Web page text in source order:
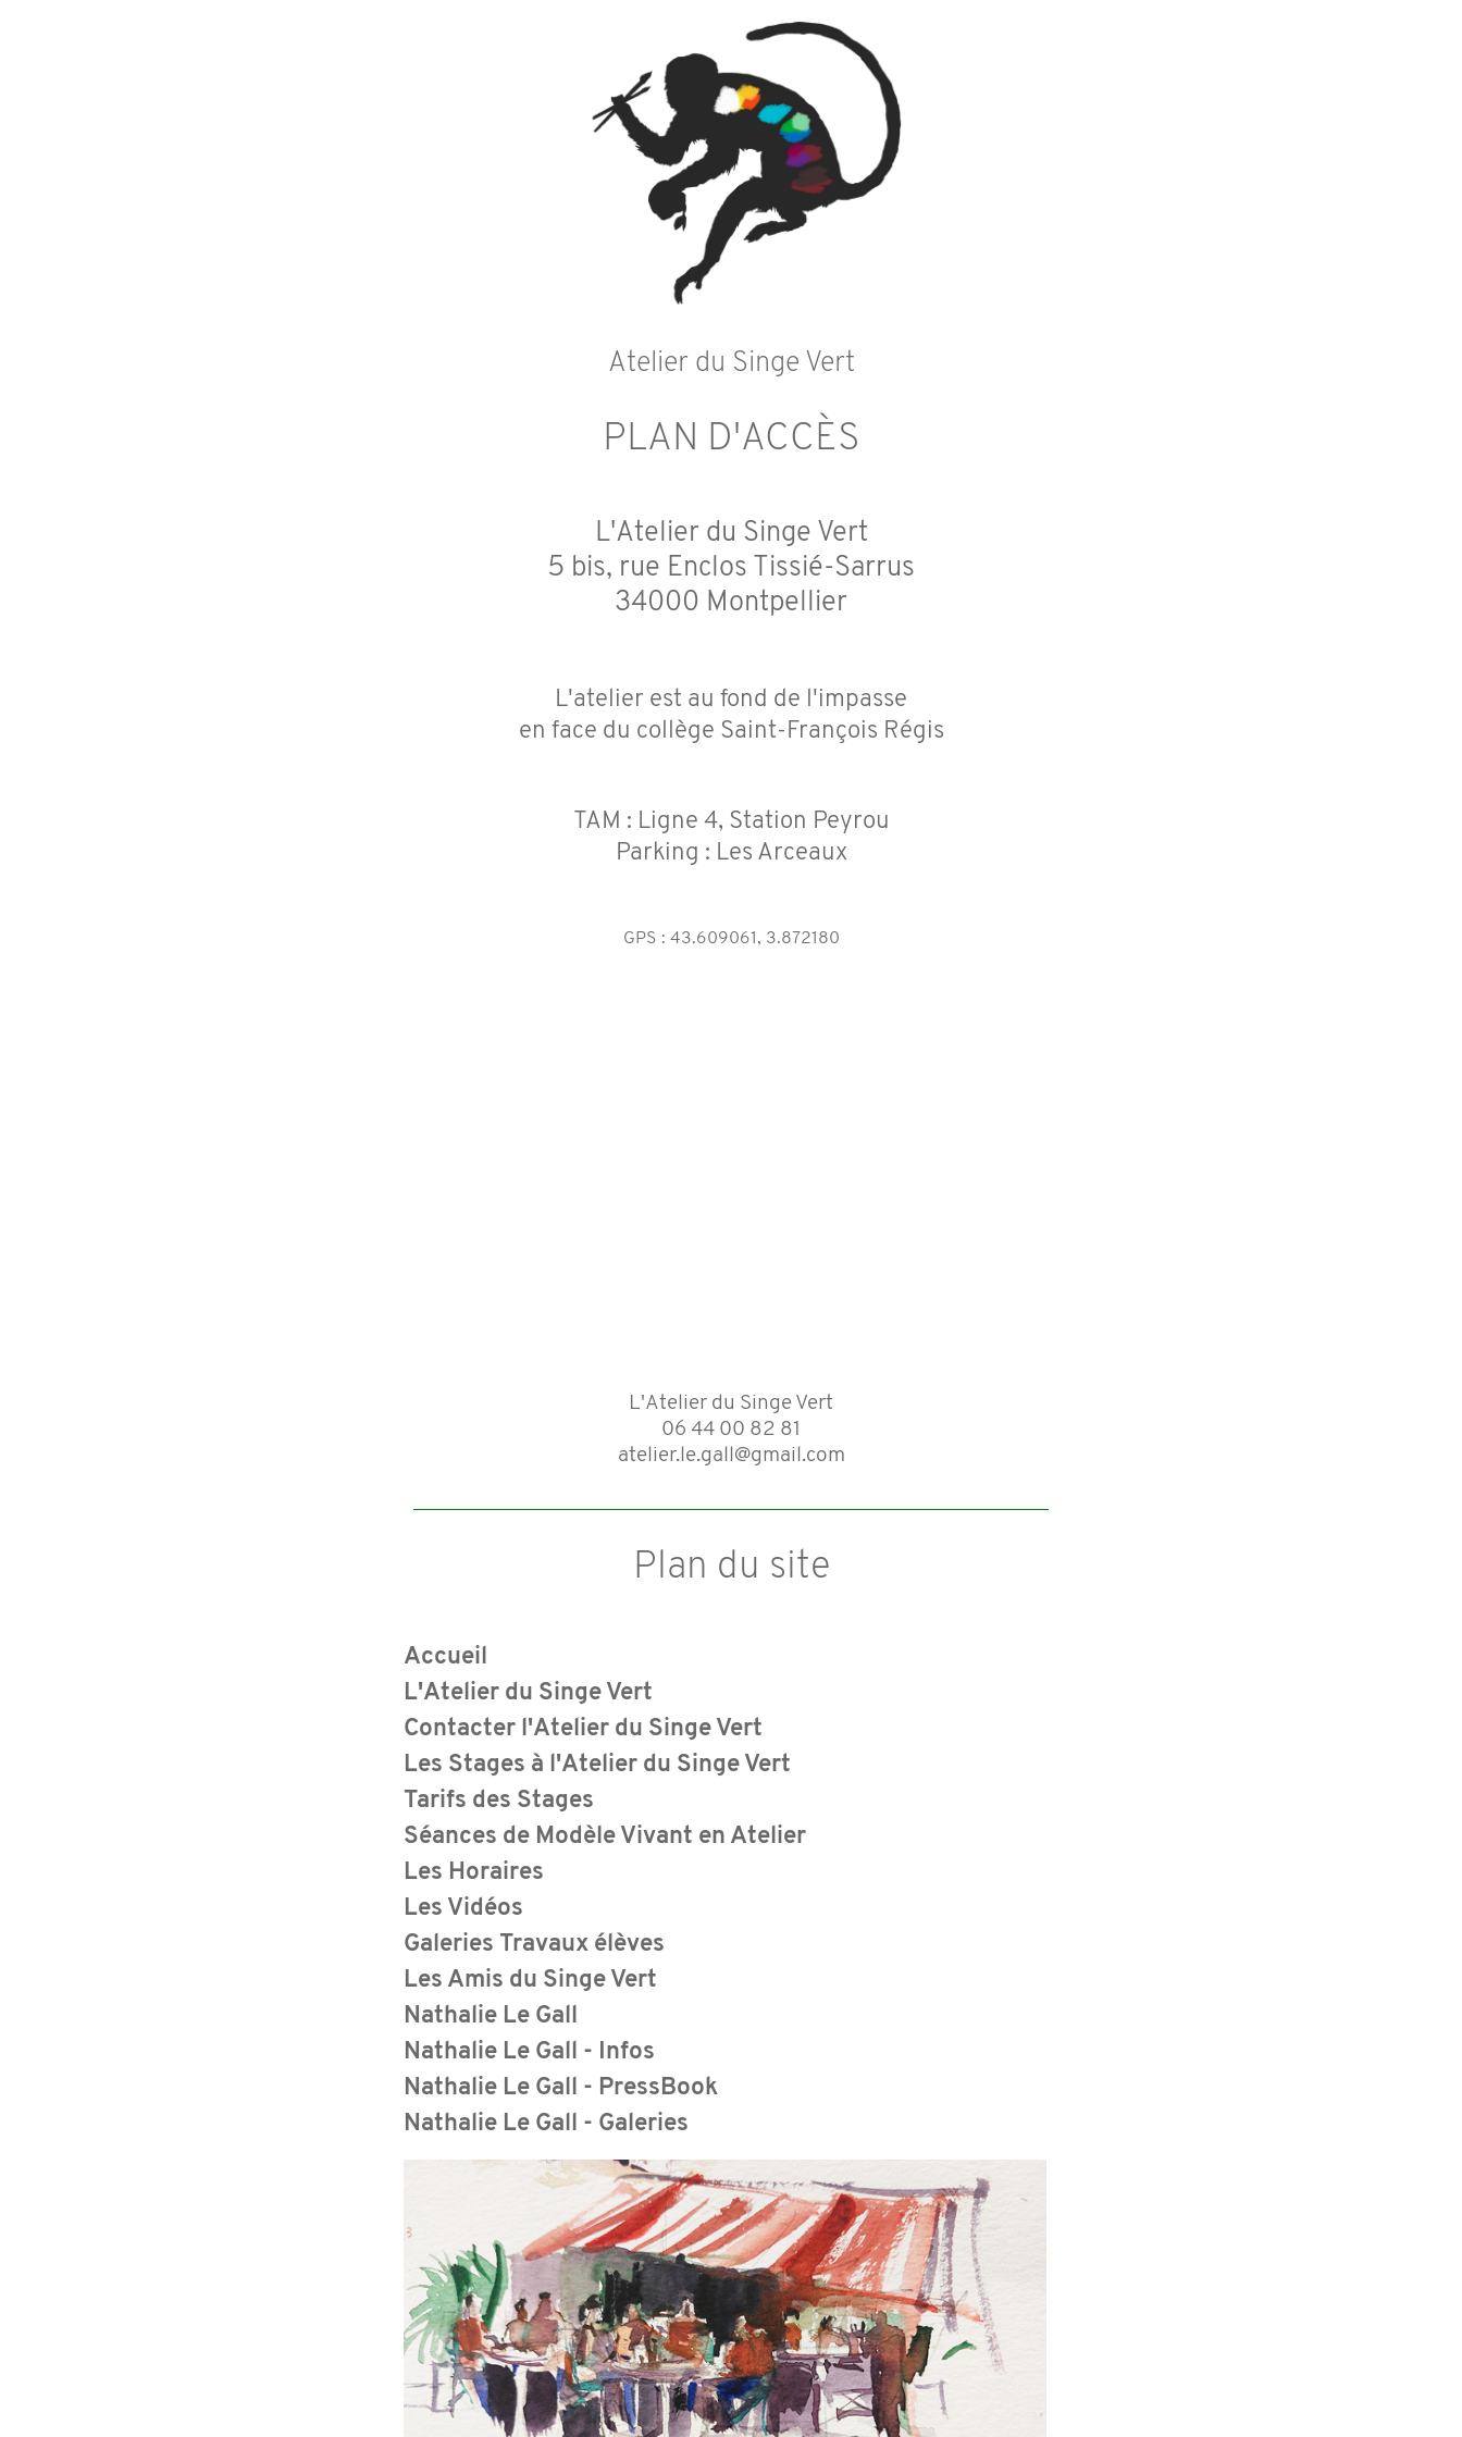
Atelier du Singe Vert
PLAN D'ACCÈS
L'Atelier du Singe Vert
5 bis, rue Enclos Tissié-Sarrus
34000 Montpellier
L'atelier est au fond de l'impasse
en face du collège Saint-François Régis
TAM : Ligne 4, Station Peyrou
Parking : Les Arceaux
GPS : 43.609061, 3.872180
L'Atelier du Singe Vert
06 44 00 82 81
atelier.le.gall@gmail.com
Plan du site
Accueil
L'Atelier du Singe Vert
Contacter l'Atelier du Singe Vert
Les Stages à l'Atelier du Singe Vert
Tarifs des Stages
Séances de Modèle Vivant en Atelier
Les Horaires
Les Vidéos
Galeries Travaux élèves
Les Amis du Singe Vert
Nathalie Le Gall
Nathalie Le Gall - Infos
Nathalie Le Gall - PressBook
Nathalie Le Gall - Galeries